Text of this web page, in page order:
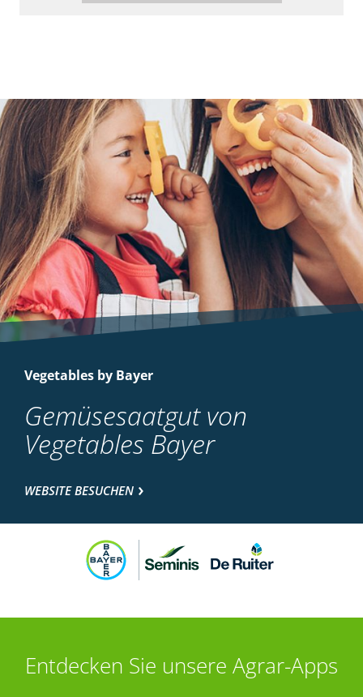
Vegetables by Bayer
Gemüsesaatgut von
Vegetables Bayer
WEBSITE BESUCHEN
Entdecken Sie unsere Agrar-Apps